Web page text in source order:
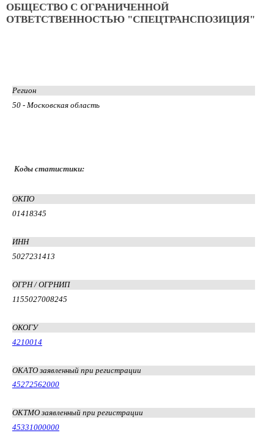
ОБЩЕСТВО С ОГРАНИЧЕННОЙ
ОТВЕТСТВЕННОСТЬЮ "СПЕЦТРАНСПОЗИЦИЯ"
Регион
50 - Московская область
Коды статистики:
ОКПО
01418345
ИНН
5027231413
ОГРН / ОГРНИП
1155027008245
ОКОГУ
4210014
ОКАТО заявленный при регистрации
45272562000
ОКТМО заявленный при регистрации
45331000000